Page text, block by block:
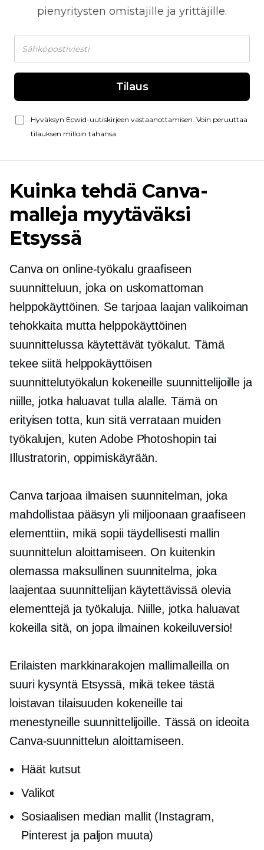
pienyritysten omistajille ja yrittäjille.
Tilaus
Hyväksyn Ecwid-uutiskirjeen vastaanottamisen. Voin peruuttaa
tilauksen milloin tahansa.
Kuinka tehdä Canva-
malleja myytäväksi
Etsyssä
Canva on online-työkalu graafiseen
suunnitteluun, joka on uskomattoman
helppokäyttöinen. Se tarjoaa laajan valikoiman
tehokkaita mutta helppokäyttöinen
suunnittelussa käytettävät työkalut. Tämä
tekee siitä helppokäyttöisen
suunnittelutyökalun kokeneille suunnittelijoille ja
niille, jotka haluavat tulla alalle. Tämä on
erityisen totta, kun sitä verrataan muiden
työkalujen, kuten Adobe Photoshopin tai
Illustratorin, oppimiskäyrään.
Canva tarjoaa ilmaisen suunnitelman, joka
mahdollistaa pääsyn yli miljoonaan graafiseen
elementtiin, mikä sopii täydellisesti mallin
suunnittelun aloittamiseen. On kuitenkin
olemassa maksullinen suunnitelma, joka
laajentaa suunnittelijan käytettävissä olevia
elementtejä ja työkaluja. Niille, jotka haluavat
kokeilla sitä, on jopa ilmainen kokeiluversio!
Erilaisten markkinarakojen mallimalleilla on
suuri kysyntä Etsyssä, mikä tekee tästä
loistavan tilaisuuden kokeneille tai
menestyneille suunnittelijoille. Tässä on ideoita
Canva-suunnittelun aloittamiseen.
Häät kutsut
Valikot
Sosiaalisen median mallit (Instagram,
Pinterest ja paljon muuta)